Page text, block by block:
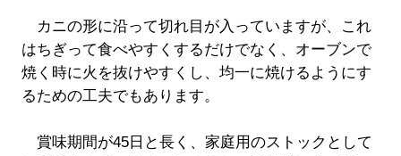
カニの形に沿って切れ目が入っていますが、これ
はちぎって食べやすくするだけでなく、オーブンで
焼く時に火を抜けやすくし、均一に焼けるようにす
るための工夫でもあります。
賞味期間が45日と長く、家庭用のストックとして